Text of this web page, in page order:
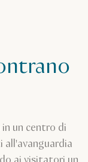
un centro di